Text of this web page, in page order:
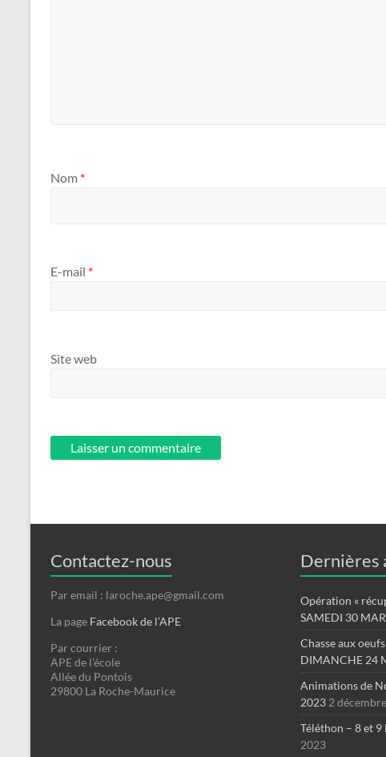
Nom *
E-mail *
Site web
Contactez-nous
Par email : laroche.ape@gmail.com
La page Facebook de l’APE
Par courrier :
APE de l’école
Allée du Pontois
29800 La Roche-Maurice
Dernières
Opération «
SAMEDI 30
Chasse aux
DIMANCHE 24
Animations de
2023 2
Téléthon – 8 et
2023